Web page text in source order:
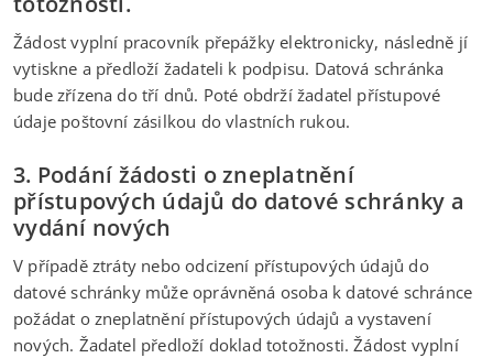
Žádost vyplní pracovník přepážky elektronicky, následně jí
vytiskne a předloží žadateli k podpisu. Datová schránka
bude zřízena do tří dnů. Poté obdrží žadatel přístupové
údaje poštovní zásilkou do vlastních rukou.
3. Podání žádosti o zneplatnění
přístupových údajů do datové schránky a
vydání nových
V případě ztráty nebo odcizení přístupových údajů do
datové schránky může oprávněná osoba k datové schránce
požádat o zneplatnění přístupových údajů a vystavení
nových. Žadatel předloží doklad totožnosti. Žádost vyplní